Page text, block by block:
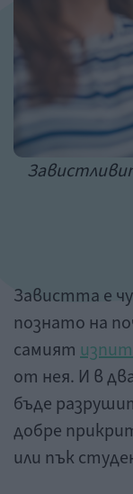
Завистта е
познато на
самият
от нея. И в
бъде
добре
или пък